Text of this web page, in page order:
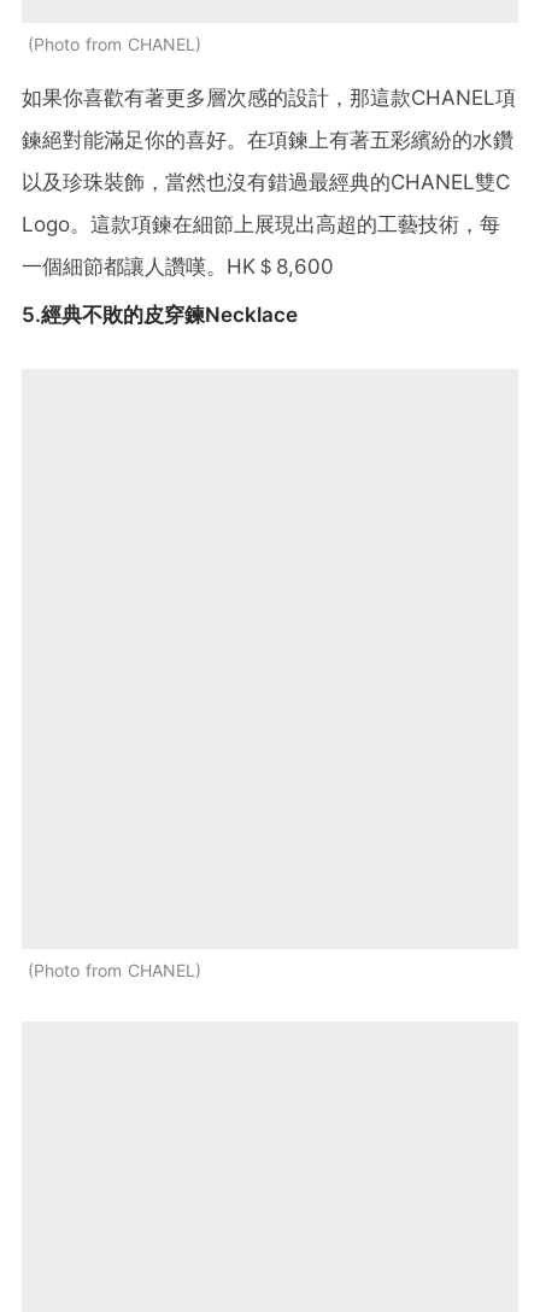
Photo from CHANEL
如果你喜歡有著更多層次感的設計，那這款CHANEL項
鍊絕對能滿足你的喜好。在項鍊上有著五彩繽紛的水鑽
以及珍珠裝飾，當然也沒有錯過最經典的CHANEL雙C
Logo。這款項鍊在細節上展現出高超的工藝技術，每
一個細節都讓人讚嘆。HK＄8,600
5.經典不敗的皮穿鍊Necklace
Photo from CHANEL